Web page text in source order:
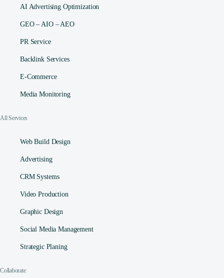
AI Advertising Optimization
GEO – AIO – AEO
PR Service
Backlink Services
E-Commerce
Media Monitoring
All Services
Web Build Design
Advertising
CRM Systems
Video Production
Graphic Design
Social Media Management​
Strategic Planing
Collaborate